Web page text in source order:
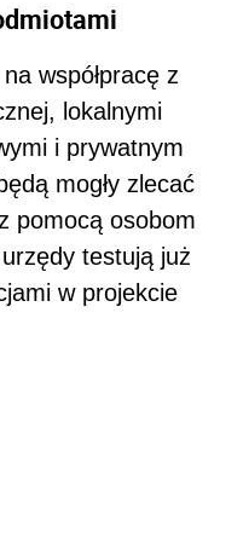
współpracę z
lokalnymi
i prywatnym
mogły zlecać
pomocą osobom
testują już
w projekcie